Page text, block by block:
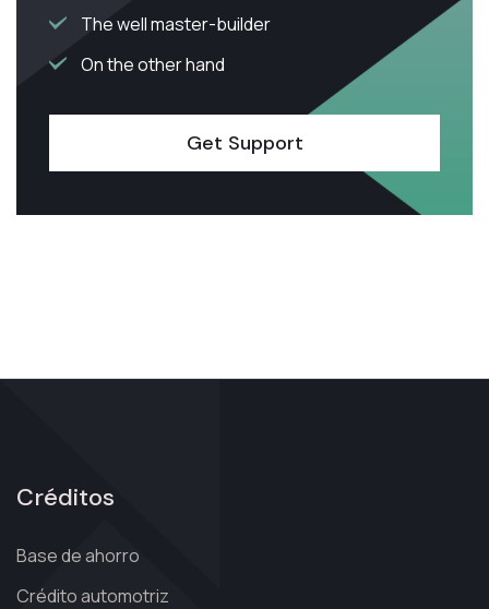
The well master-builder
On the other hand
Get Support
Créditos
Base de ahorro
Crédito automotriz